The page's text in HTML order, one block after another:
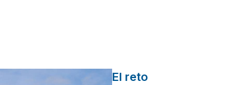
El reto